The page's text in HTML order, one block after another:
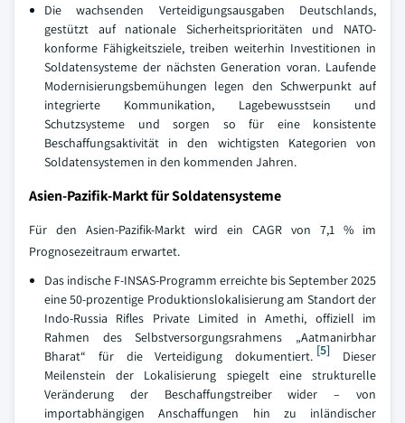
Die wachsenden Verteidigungsausgaben Deutschlands,
gestützt auf nationale Sicherheitsprioritäten und NATO-
konforme Fähigkeitsziele, treiben weiterhin Investitionen in
Soldatensysteme der nächsten Generation voran. Laufende
Modernisierungsbemühungen legen den Schwerpunkt auf
integrierte Kommunikation, Lagebewusstsein und
Schutzsysteme und sorgen so für eine konsistente
Beschaffungsaktivität in den wichtigsten Kategorien von
Soldatensystemen in den kommenden Jahren.
Asien-Pazifik-Markt für Soldatensysteme
Für den Asien-Pazifik-Markt wird ein CAGR von 7,1 % im
Prognosezeitraum erwartet.
Das indische F-INSAS-Programm erreichte bis September 2025
eine 50-prozentige Produktionslokalisierung am Standort der
Indo-Russia Rifles Private Limited in Amethi, offiziell im
Rahmen des Selbstversorgungsrahmens „Aatmanirbhar
Bharat“ für die Verteidigung dokumentiert. [5] Dieser
Meilenstein der Lokalisierung spiegelt eine strukturelle
Veränderung der Beschaffungstreiber wider – von
importabhängigen Anschaffungen hin zu inländischer